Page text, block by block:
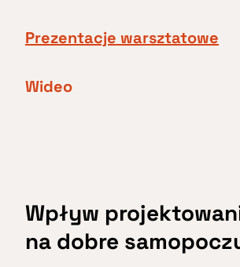
Prezentacje warsztatowe
Wideo
Wpływ
na dobre